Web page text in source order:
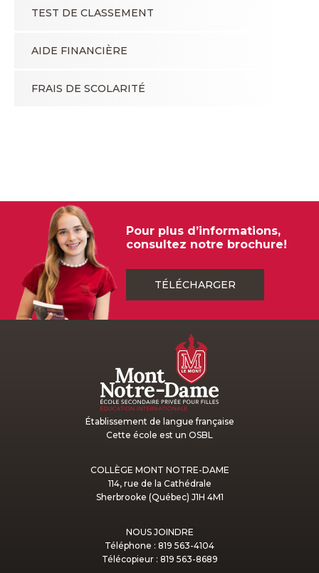
TEST DE CLASSEMENT
AIDE FINANCIÈRE
FRAIS DE SCOLARITÉ
Pour plus d’informations,
consultez notre brochure!
TÉLÉCHARGER
Établissement de langue française
Cette école est un OSBL
COLLÈGE MONT NOTRE-DAME
114, rue de la Cathédrale
Sherbrooke (Québec) J1H 4M1
NOUS JOINDRE
Téléphone : 819 563-4104
Télécopieur : 819 563-8689